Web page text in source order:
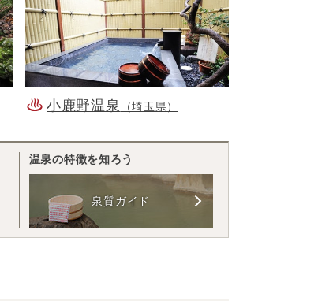
小鹿野温泉 （埼玉県）
温泉の特徴を知ろう
泉質ガイド